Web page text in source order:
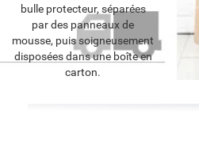
bulle protecteur, séparées
par des panneaux de
mousse, puis soigneusement
disposées dans une boîte en
carton.